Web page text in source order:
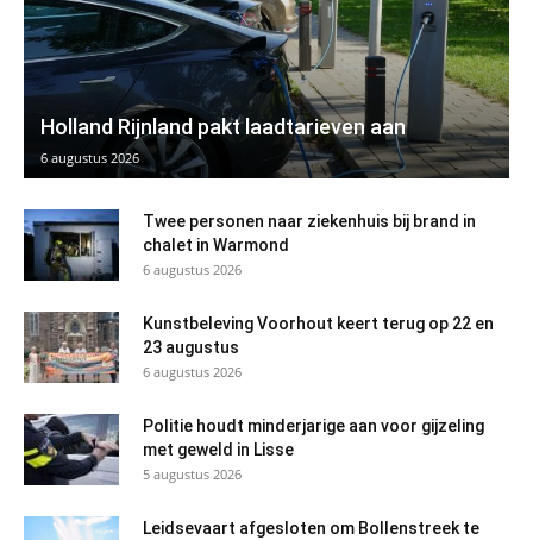
Holland Rijnland pakt laadtarieven aan
6 augustus 2026
Twee personen naar ziekenhuis bij brand in
chalet in Warmond
6 augustus 2026
Kunstbeleving Voorhout keert terug op 22 en
23 augustus
6 augustus 2026
Politie houdt minderjarige aan voor gijzeling
met geweld in Lisse
5 augustus 2026
Leidsevaart afgesloten om Bollenstreek te